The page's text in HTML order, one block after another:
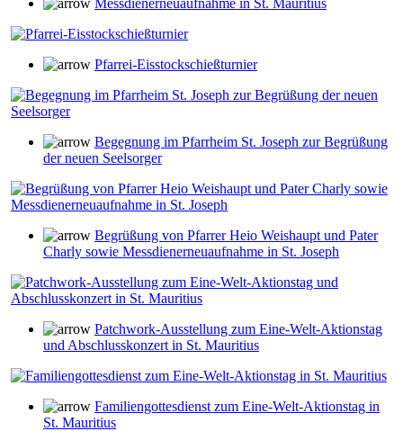
Messdienerneuaufnahme in St. Mauritius
Pfarrei-Eisstockschießturnier
Begegnung im Pfarrheim St. Joseph zur Begrüßung
der neuen Seelsorger
Begrüßung von Pfarrer Heio Weishaupt und Pater
Charly sowie Messdienerneuaufnahme in St. Joseph
Patchwork-Ausstellung zum Eine-Welt-Aktionstag
und Abschlusskonzert in St. Mauritius
Familiengottesdienst zum Eine-Welt-Aktionstag in
St. Mauritius